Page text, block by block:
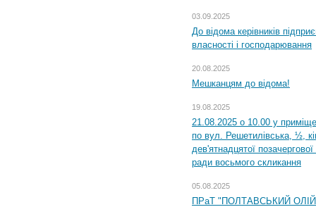
03.09.2025
До відома керівників
власності і господарювання
20.08.2025
Мешканцям до відома!
19.08.2025
21.08.2025 о 10.00 у
по вул. Решетилівська, ½,
дев'ятнадцятої
ради восьмого скликання
05.08.2025
ПРаТ "ПОЛТАВСЬКИЙ